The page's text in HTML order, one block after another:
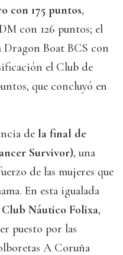
con 175 puntos,
con 126 puntos; el
Boat BCS con
el Club de
que concluyó en
de la final de
Survivor), una
de las mujeres que
En esta igualada
Náutico Folixa,
puesto por las
A Coruña